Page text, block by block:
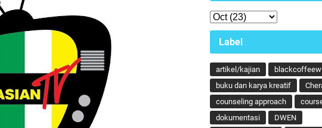
Label
artikel/kajian
buku dan karya kreatif
counseling approach
dokumentasi
DWEN